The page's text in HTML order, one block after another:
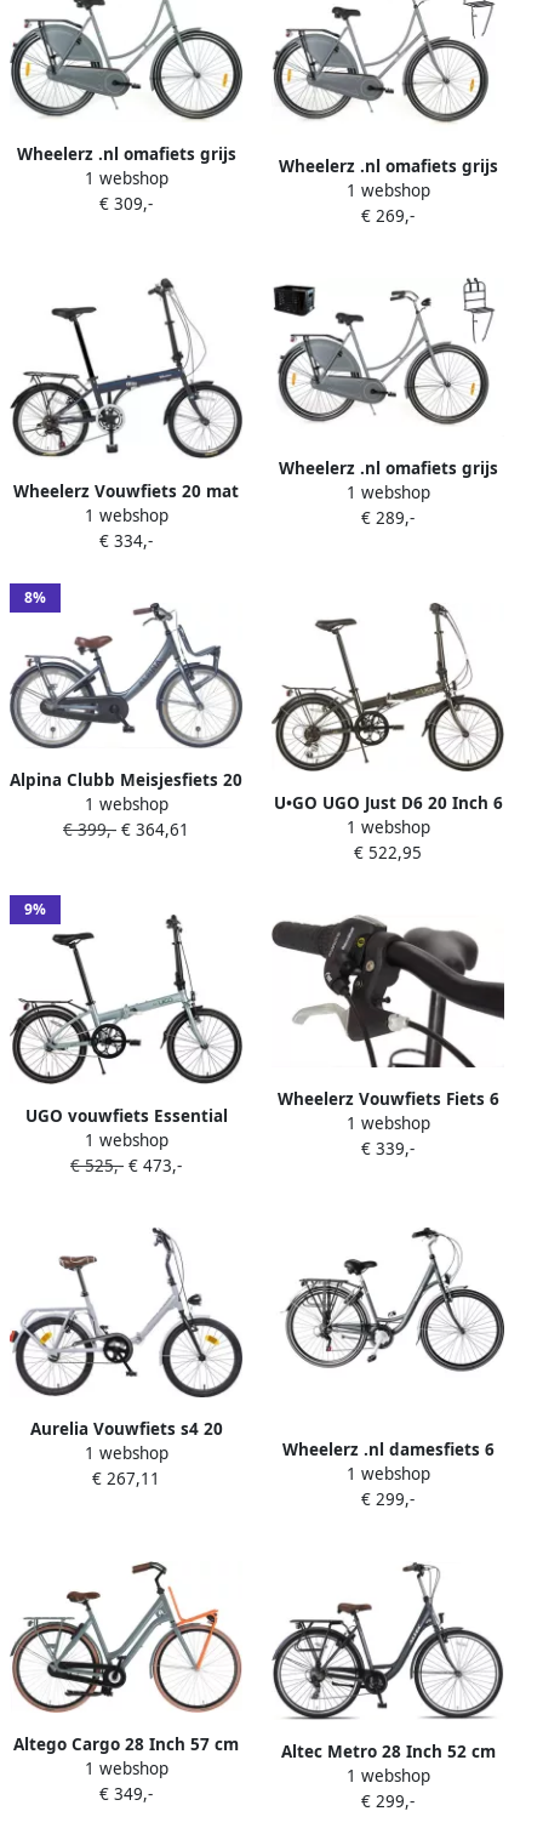
20×3.0 inch Banden – Shi o 7
Versnellingen – Elektrische
Stadsfiets – Grijs
Wheelerz .nl omafiets grijs
rijklaar
1 webshop
€ 309,-
Wheelerz .nl omafiets grijs
met voordrager
1 webshop
€ 269,-
Wheelerz Vouwfiets 20 mat
Antraciet Shi o Tourney TX
6-speed RIJKLAAR
1 webshop
€ 334,-
Wheelerz .nl omafiets grijs
met voordrager en krat
1 webshop
€ 289,-
8%
Alpina Clubb Meisjesfiets 20
inch Satin Blue Matt 3
Versnellingen
1 webshop
€ 399,- € 364,61
U•GO UGO Just D6 20 Inch 6
Speed Vouwfiets
1 webshop
€ 522,95
9%
UGO vouwfiets Essential
Just S1 lichtgewicht Shi o
versnellingssysteem
1 webshop
€ 525,- € 473,-
Wheelerz Vouwfiets Fiets 6
versnellingen Antraciet 20
Inch
1 webshop
€ 339,-
Aurelia Vouwfiets s4 20
Inch 27 Cm Unisex V brakes
Grijs
1 webshop
€ 267,11
Wheelerz .nl damesfiets 6
versnellingen matgrijs
1 webshop
€ 299,-
Altego Cargo 28 Inch 57 cm
Dames Terugtraprem Grijs
1 webshop
€ 349,-
Altec Metro 28 Inch 52 cm
Dames 7V V Brakes
Antraciet
1 webshop
€ 299,-